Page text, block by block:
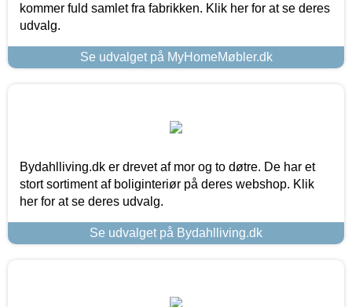
kommer fuld samlet fra fabrikken. Klik her for at se deres
udvalg.
Se udvalget på MyHomeMøbler.dk
Bydahlliving.dk er drevet af mor og to døtre. De har et
stort sortiment af boliginteriør på deres webshop. Klik
her for at se deres udvalg.
Se udvalget på Bydahlliving.dk